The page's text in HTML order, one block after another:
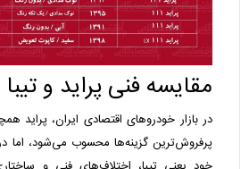
مقایسه فنی پراید و تیبا
در بازار خودروهای اقتصادی ایران، پراید
پرفروش‌ترین گزینه‌ها محسوب می‌شود، اما